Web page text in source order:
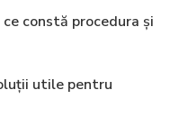
constă procedura și
utile pentru